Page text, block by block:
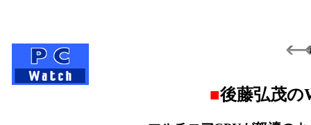
■後藤弘茂の